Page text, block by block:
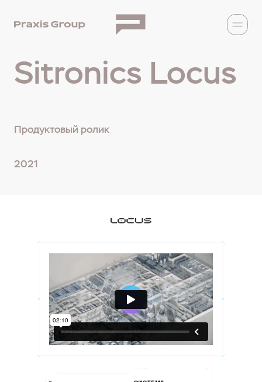
Sitronics Locus
Продуктовый ролик
2021